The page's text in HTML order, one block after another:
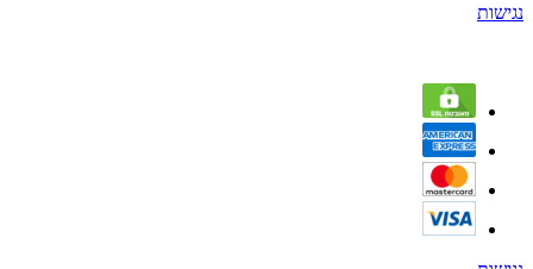
נגישות